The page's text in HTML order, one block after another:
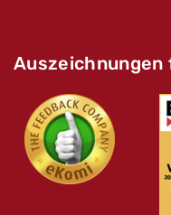
Auszeichnungen